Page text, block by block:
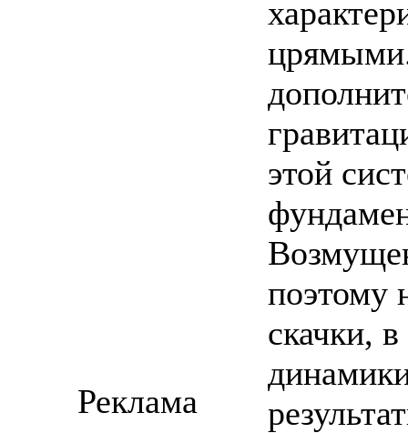
этой
поэтому
скачки,
Реклама